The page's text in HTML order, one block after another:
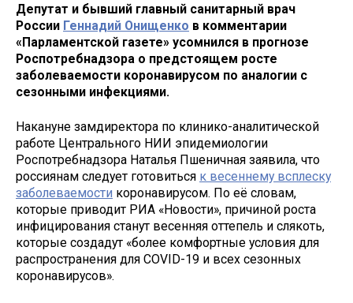
Депутат и бывший главный санитарный врач
России Геннадий Онищенко в комментарии
«Парламентской газете» усомнился в прогнозе
Роспотребнадзора о предстоящем росте
заболеваемости коронавирусом по аналогии с
сезонными инфекциями.
Накануне замдиректора по клинико-аналитической
работе Центрального НИИ эпидемиологии
Роспотребнадзора Наталья Пшеничная заявила, что
россиянам следует готовиться к весеннему всплеску
заболеваемости коронавирусом. По её словам,
которые приводит РИА «Новости», причиной роста
инфицирования станут весенняя оттепель и слякоть,
которые создадут «более комфортные условия для
распространения для COVID-19 и всех сезонных
коронавирусов».